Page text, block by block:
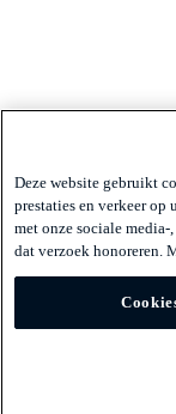
Deze website gebruikt
prestaties en verkeer op
met onze sociale
dat verzoek honoreren.